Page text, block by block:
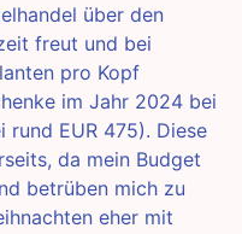
über den
freut und bei
pro Kopf
im Jahr 2024 bei
rund EUR 475). Diese
da mein Budget
betrüben mich zu
eher mit